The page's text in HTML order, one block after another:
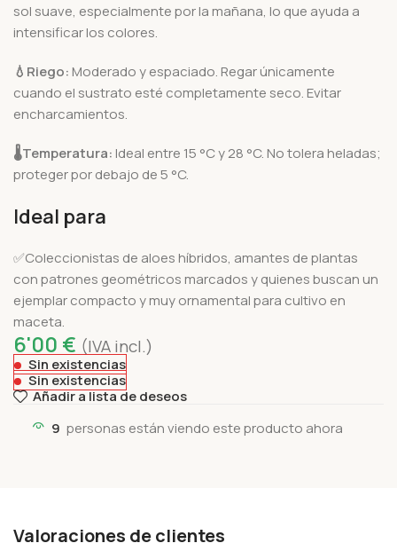
sol suave, especialmente por la mañana, lo que ayuda a
intensificar los colores.
💧 Riego: Moderado y espaciado. Regar únicamente
cuando el sustrato esté completamente seco. Evitar
encharcamientos.
🌡️Temperatura: Ideal entre 15 °C y 28 °C. No tolera heladas;
proteger por debajo de 5 °C.
Ideal para
✅Coleccionistas de aloes híbridos, amantes de plantas
con patrones geométricos marcados y quienes buscan un
ejemplar compacto y muy ornamental para cultivo en
maceta.
6'00 € (IVA incl.)
Sin existencias
Sin existencias
Añadir a lista de deseos
9 personas están viendo este producto ahora
Valoraciones de clientes